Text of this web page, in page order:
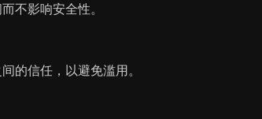
不影响安全性。
的信任，以避免滥用。